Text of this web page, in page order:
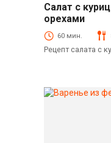
Салат с
орехами
60 мин.
Рецепт салата с